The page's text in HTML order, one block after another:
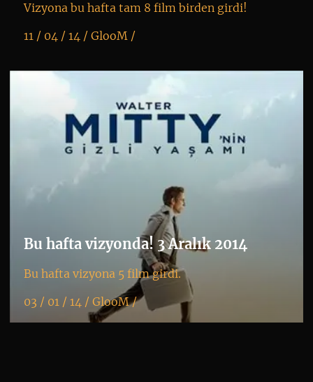
Vizyona bu hafta tam 8 film birden girdi!
11 / 04 / 14 / GlooM/
Bu hafta vizyonda! 3 Aralık 2014
Bu hafta vizyona 5 film girdi.
03 / 01 / 14 / GlooM/
K+